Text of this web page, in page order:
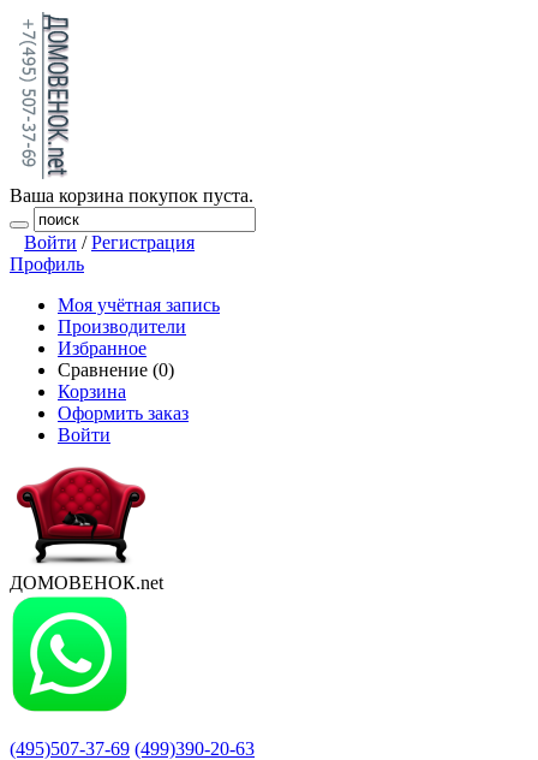
Ваша корзина покупок пуста.
Войти /Регистрация
Профиль
Моя учётная запись
Производители
Избранное
Сравнение (0)
Корзина
Оформить заказ
Войти
ДОМОВЕНОК.net
(495)507-37-69 (499)390-20-63